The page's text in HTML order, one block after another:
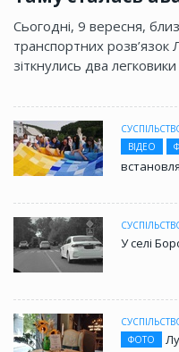
Сьогодні, 9 вересня,
транспортних
зіткнулись два легковики
ВІДЕО
У селі
ФОТО